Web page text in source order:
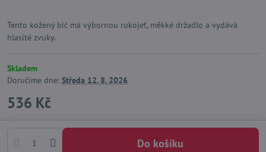
Tento kožený bič má výbornou rukojeť, měkké držadlo a vydává
hlasité zvuky.
Skladem
Doručíme dne: Středa 12. 8. 2026
536 Kč
Do košíku